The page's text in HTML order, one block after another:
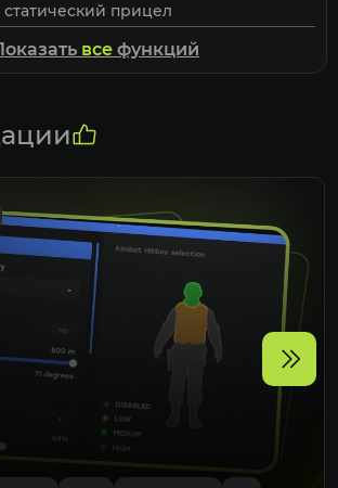
прицел
плавность наведения
в голову
в шею
в корпус
— проверка видимости
вокруг модели
бокса
скелета
игроков
все функций